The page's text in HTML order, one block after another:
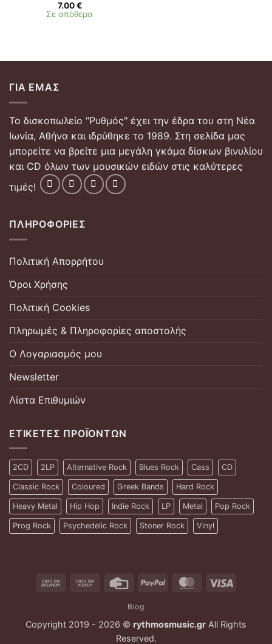
7.00€
Σε απόθεμα
ΓΙΑ ΕΜΆΣ
Το δισκοπωλείο "Ρυθμός" έχει την έδρα του στη Νέα
Ιωνία, Αθήνα και ιδρύθηκε το 1989. Στη σελίδα μας
μπορείτε να βρείτε μια μεγάλη γκάμα δίσκων βινυλίου
και CD όλων των μουσικών ειδών στις καλύτερες
τιμές!
ΠΛΗΡΟΦΟΡΊΕΣ
Πολιτική Απορρήτου
Όροι Χρήσης
Πολιτική Cookies
Πληρωμές & Πληροφορίες αποστολής
Ο Λογαριασμός μου
Newsletter
Λίστα Επιθυμιών
ΕΤΙΚΈΤΕΣ ΠΡΟΪΌΝΤΩΝ
2CD 2LP Alternative Rock Blues Rock Cass CD
Classic Rock Coloured Greek Bands Hard Rock
Heavy Metal Hip Hop Indie Rock LP Metal Pop Rock
Prog Rock Psychedelic Rock Stoner Rock Vinyl
Cash
Cash
Credit
PayPal MasterCard
Blog
Copyright 2019 - 2026 © rythmosmusic.gr All Rights
Reserved.